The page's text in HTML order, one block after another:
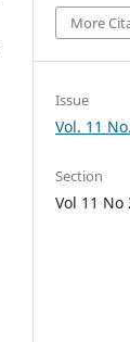
More
Issue
Vol. 11
Section
Vol 11 No